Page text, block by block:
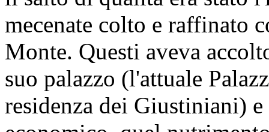
mecenate colto e raffinato
Monte. Questi aveva
suo palazzo (l'attuale
residenza dei Giustiniani)